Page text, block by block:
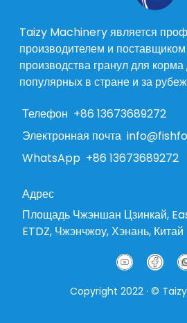
Taizy Machinery является
производителем и
производства гранул для
популярных в стране и за
Телефон +86 13673689272
Электронная почта
WhatsApp +86 13673689272
Адрес
Площадь Чжэншан Цзинкай,
ETDZ, Чжэнчжоу, Хэнань, Китай
Copyright 2022 · ©